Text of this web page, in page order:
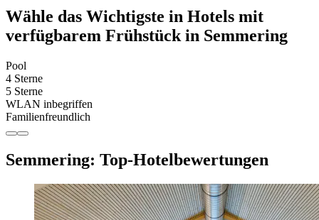
Wähle das Wichtigste in Hotels mit
verfügbarem Frühstück in Semmering
Pool
4 Sterne
5 Sterne
WLAN inbegriffen
Familienfreundlich
Semmering: Top-Hotelbewertungen